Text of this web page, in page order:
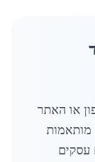
או האתר
מותאמות
עסקים